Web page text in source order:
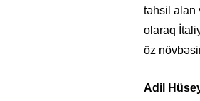
təhsil alan
olaraq
öz
Adil